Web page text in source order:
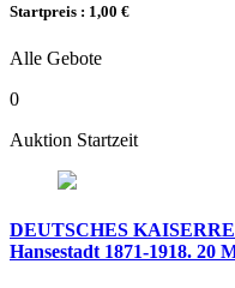
Startpreis : 1,00 €
Alle Gebote
0
Auktion Startzeit
DEUTSCHES
Hansestadt 1871-1918. 20